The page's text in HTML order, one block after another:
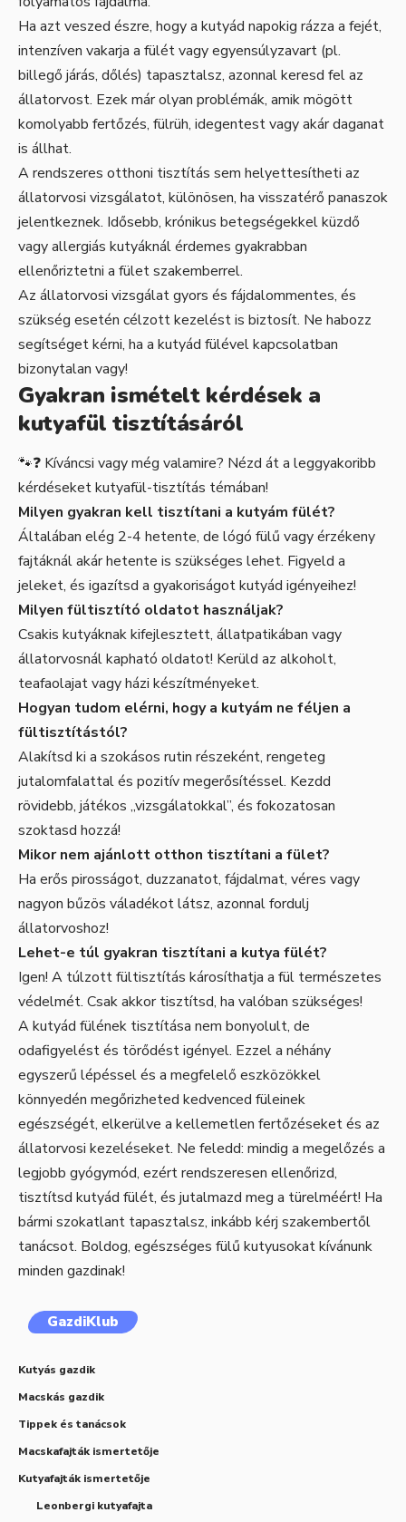
Ha azt veszed észre, hogy a kutyád napokig rázza a fejét,
intenzíven vakarja a fülét vagy egyensúlyzavart (pl.
billegő járás, dőlés) tapasztalsz, azonnal keresd fel az
állatorvost. Ezek már olyan problémák, amik mögött
komolyabb fertőzés, fülrüh, idegentest vagy akár daganat
is állhat.
A rendszeres otthoni tisztítás sem helyettesítheti az
állatorvosi vizsgálatot, különösen, ha visszatérő panaszok
jelentkeznek. Idősebb, krónikus betegségekkel küzdő
vagy allergiás kutyáknál érdemes gyakrabban
ellenőriztetni a fület szakemberrel.
Az állatorvosi vizsgálat gyors és fájdalommentes, és
szükség esetén célzott kezelést is biztosít. Ne habozz
segítséget kérni, ha a kutyád fülével kapcsolatban
bizonytalan vagy!
Gyakran ismételt kérdések a
kutyafül tisztításáról
🐾❓ Kíváncsi vagy még valamire? Nézd át a leggyakoribb
kérdéseket kutyafül-tisztítás témában!
Milyen gyakran kell tisztítani a kutyám fülét?
Általában elég 2-4 hetente, de lógó fülű vagy érzékeny
fajtáknál akár hetente is szükséges lehet. Figyeld a
jeleket, és igazítsd a gyakoriságot kutyád igényeihez!
Milyen fültisztító oldatot használjak?
Csakis kutyáknak kifejlesztett, állatpatikában vagy
állatorvosnál kapható oldatot! Kerüld az alkoholt,
teafaolajat vagy házi készítményeket.
Hogyan tudom elérni, hogy a kutyám ne féljen a
fültisztítástól?
Alakítsd ki a szokásos rutin részeként, rengeteg
jutalomfalattal és pozitív megerősítéssel. Kezdd
rövidebb, játékos „vizsgálatokkal”, és fokozatosan
szoktasd hozzá!
Mikor nem ajánlott otthon tisztítani a fület?
Ha erős pirosságot, duzzanatot, fájdalmat, véres vagy
nagyon bűzös váladékot látsz, azonnal fordulj
állatorvoshoz!
Lehet-e túl gyakran tisztítani a kutya fülét?
Igen! A túlzott fültisztítás károsíthatja a fül természetes
védelmét. Csak akkor tisztítsd, ha valóban szükséges!
A kutyád fülének tisztítása nem bonyolult, de
odafigyelést és törődést igényel. Ezzel a néhány
egyszerű lépéssel és a megfelelő eszközökkel
könnyedén megőrizheted kedvenced füleinek
egészségét, elkerülve a kellemetlen fertőzéseket és az
állatorvosi kezeléseket. Ne feledd: mindig a megelőzés a
legjobb gyógymód, ezért rendszeresen ellenőrizd,
tisztítsd kutyád fülét, és jutalmazd meg a türelméért! Ha
bármi szokatlant tapasztalsz, inkább kérj szakembertől
tanácsot. Boldog, egészséges fülű kutyusokat kívánunk
minden gazdinak!
GazdiKlub
Kutyás gazdik
Macskás gazdik
Tippek és tanácsok
Macskafajták ismertetője
Kutyafajták ismertetője
Leonbergi kutyafajta